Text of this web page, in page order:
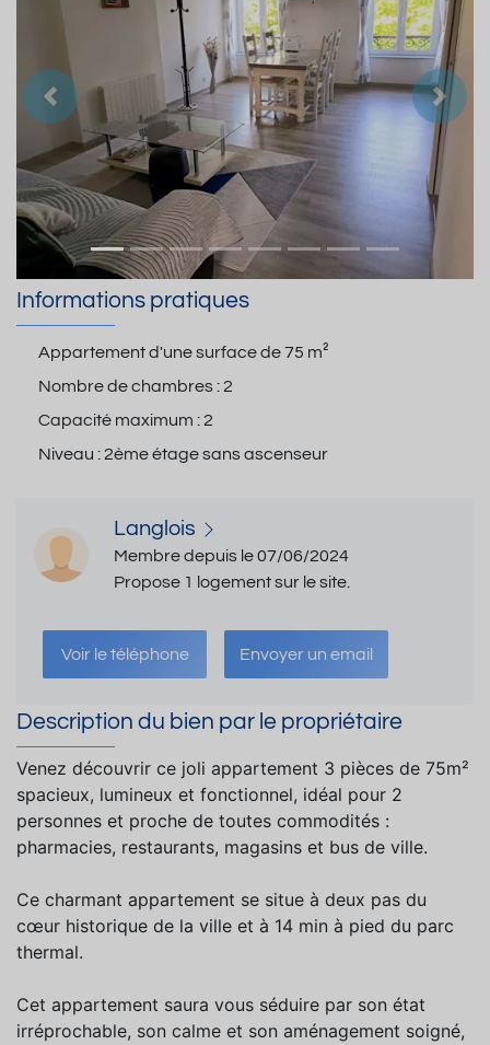
Précedent
Informations pratiques
Appartement d'une surface de75 m²
Nombre de chambres :2
Capacité maximum :2
Niveau :2ème étage sans ascenseur
Langlois
Membre depuis le 07/06/2024
Propose 1 logement sur le site.
Voir le téléphone Envoyer un email
Description du bien par le propriétaire
Venez découvrir ce joli appartement 3 pièces de 75m²
spacieux, lumineux et fonctionnel, idéal pour 2
personnes et proche de toutes commodités :
pharmacies, restaurants, magasins et bus de ville.
Ce charmant appartement se situe à deux pas du
cœur historique de la ville et à 14 min à pied du parc
thermal.
Cet appartement saura vous séduire par son état
irréprochable, son calme et son aménagement soigné,